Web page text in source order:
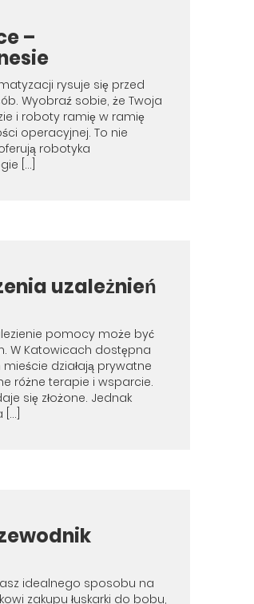
–
rysuje się przed
Wyobraź sobie, że Twoja
i roboty ramię w ramię
operacyjnej. To nie
robotyka
[…]
uzależnień
pomocy może być
W Katowicach dostępna
działają prywatne
różne terapie i wsparcie.
się złożone. Jednak
idealnego sposobu na
zakupu łuskarki do bobu,